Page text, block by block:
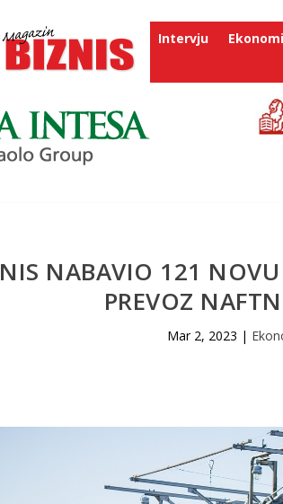
Intervju
NIS NABAVIO 121
PRЕVOZ
Mar 2, 2023 |